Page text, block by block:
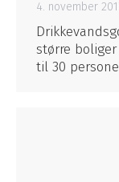
4. november
større
til 30